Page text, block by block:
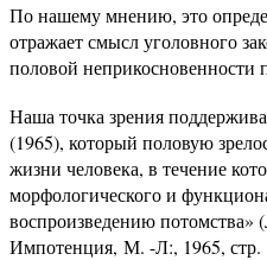
По нашему мнению, это
отражает смысл уголовного
половой неприкосновенности
Наша точка зрения
(1965), который половую
жизни человека, в течение
морфологического и
воспроизведению
Импотенция, М. -Л:, 1965, стр.